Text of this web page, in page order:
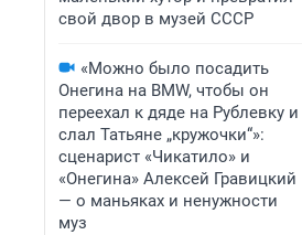
свой двор в музей СССР
«Можно было посадить
Онегина на BMW, чтобы он
переехал к дяде на Рублевку и
слал Татьяне „кружочки“»:
сценарист «Чикатило» и
«Онегина» Алексей Гравицкий
— о маньяках и ненужности
муз